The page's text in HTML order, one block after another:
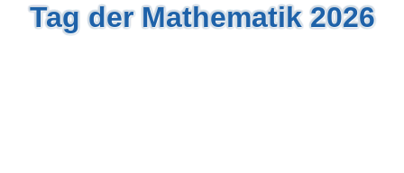
Tag der Mathematik 2026